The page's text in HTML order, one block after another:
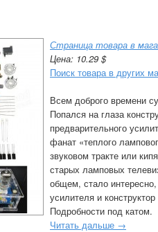
Страница товара в
Цена: 10.29 $
Поиск товара в других
Всем доброго времени
Попался на глаза
предварительного
фанат «теплого
звуковом тракте или
старых ламповых
общем, стало
усилителя и
Подробности под катом.
Читать дальше →